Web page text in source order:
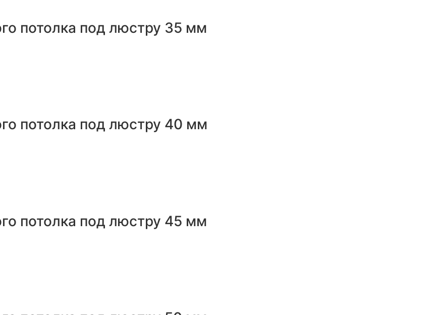
потолка под люстру 35 мм
потолка под люстру 40 мм
потолка под люстру 45 мм